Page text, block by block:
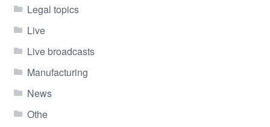
Legal topics
Live
Live broadcasts
Manufacturing
News
Othe